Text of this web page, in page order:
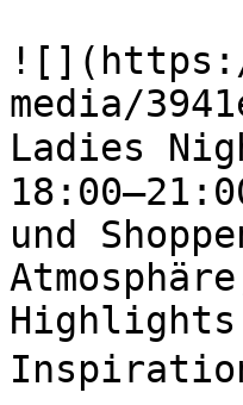
media/
Ladies
und
Highlights